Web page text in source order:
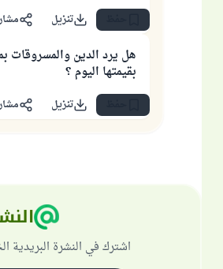
تنزيل
هل يرد الدين والمسروقات
بقيمتها اليوم ؟
تنزيل
اشترك في النشرة